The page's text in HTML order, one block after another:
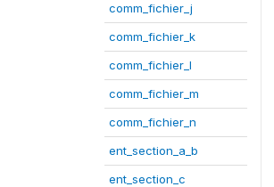
comm_fichier_j
comm_fichier_k
comm_fichier_l
comm_fichier_m
comm_fichier_n
ent_section_a_b
ent_section_c